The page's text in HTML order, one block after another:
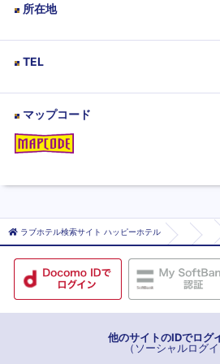
所在地
TEL
マップコード
ラブホテル検索サイト ハッピーホテル
他のサイトのIDでログ
（ソーシャルログ